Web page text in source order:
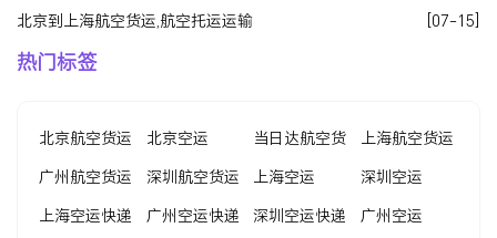
北京到上海航空货运,航空托运运输 [07-15]
热门标签
北京航空货运 北京空运
当日达航空货
运
上海航空货运
广州航空货运
深圳航空货运 上海空运
深圳空运
上海空运快递
广州空运快递 深圳空运快递 广州空运